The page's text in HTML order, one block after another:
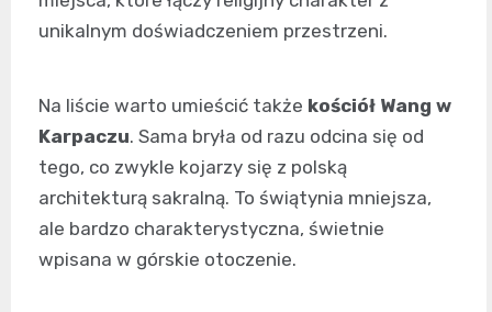
unikalnym doświadczeniem przestrzeni.
Na liście warto umieścić także kościół Wang w
Karpaczu. Sama bryła od razu odcina się od
tego, co zwykle kojarzy się z polską
architekturą sakralną. To świątynia mniejsza,
ale bardzo charakterystyczna, świetnie
wpisana w górskie otoczenie.